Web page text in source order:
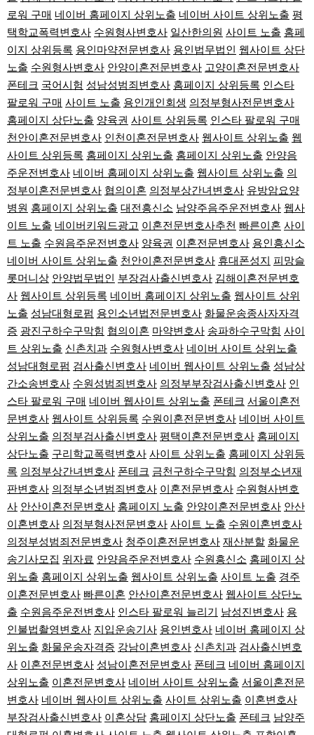
로워 구매 네이버 홈페이지 상위노출 네이버 사이트 상위노출 평
택학교폭력변호사 수원형사변호사 일산한의원 사이트 노출 홈페
이지 상위등록 용인마약전문변호사 용인법무법인
웹사이트 상단
노출 수원형사변호사 안양이혼전문변호사 고양이혼전문변호사
폰테크 국어시험 성남성범죄변호사 홈페이지 상위등록 인스타
팔로워 구매 사이트 노출 용인개인회생 의정부형사전문변호사
홈페이지 상단노출 양육권 사이트 상위등록 인스타 팔로워 구매
천안이혼전문변호사 인천이혼전문변호사 웹사이트 상위노출 웹
사이트 상위등록 홈페이지 상위노출 홈페이지 상위노출 안양음
주운전변호사 네이버 홈페이지 상위노출 웹사이트 상위노출 의
정부이혼전문변호사 협의이혼 의정부상간녀변호사 유방암요양
병원 홈페이지 상위노출 대전흥신소 남양주음주운전변호사 웹사
이트 노출 네이버키워드광고 이혼전문변호사추천 빠른이혼 사이
트 노출 수원음주운전변호사 양육권 이혼전문변호사 용인흥신소
네이버 사이트 상위노출 천안이혼전문변호사 휴대폰성지
피망슬
롯머니상 안양법무법인 부장검사출신변호사 김해이혼전문변호
사 웹사이트 상위등록 네이버 홈페이지 상위노출 웹사이트 상위
노출 성남대형로펌 용인소년법전문변호사 화물운송종사자자격
증 광진구하수구막힘 협의이혼 마약변호사 송파하수구막힘 사이
트 상위노출 신촌치과 수원형사변호사 네이버 사이트 상위노출
성남대형로펌 검사출신변호사 네이버 웹사이트 상위노출 성남상
간소송변호사 수원성범죄변호사 의정부부장검사출신변호사 인
스타 팔로워 구매 네이버 웹사이트 상위노출 폰테크 서울이혼전
문변호사 웹사이트 상위등록 수원이혼전문변호사 네이버 사이트
상위노출 의정부검사출신변호사 평택이혼전문변호사 홈페이지
상단노출 구리학교폭력변호사 사이트 상위노출 홈페이지 상위등
록 의정부상간녀변호사 폰테크 금천구하수구막힘 의정부소년재
판변호사 의정부소년범죄변호사 이혼전문변호사 수원형사변호
사 안산이혼전문변호사 홈페이지 노출 안양이혼전문변호사 안산
이혼변호사 의정부형사전문변호사 사이트 노출 수원이혼변호사
의정부성범죄전문변호사 청주이혼전문변호사 재산분할 화물운
송기사모집 위자료 안양음주운전변호사 수원흥신소 홈페이지 상
위노출 홈페이지 상위노출 웹사이트 상위노출 사이트 노출 경주
이혼전문변호사 빠른이혼 안산이혼전문변호사 웹사이트 상단노
출 수원음주운전변호사 인스타 팔로워 늘리기 남성진변호사 용
인불법촬영변호사 지입운송기사 용인변호사 네이버 홈페이지 상
위노출 화물운송자격증 강남이혼변호사 신촌치과 검사출신변호
사 이혼전문변호사 성남이혼전문변호사 폰테크 네이버 홈페이지
상위노출 이혼전문변호사 네이버 사이트 상위노출 서울이혼전문
변호사 네이버 웹사이트 상위노출 사이트 상위노출 이혼변호사
부장검사출신변호사 이혼상담 홈페이지 상단노출 폰테크 남양주